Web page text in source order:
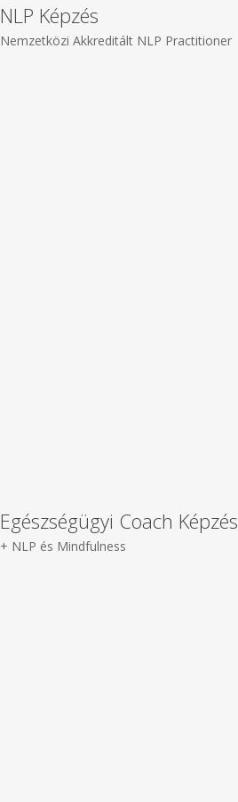
NLP Képzés
Nemzetközi Akkreditált NLP Practitioner
Egészségügyi Coach Képzés
+ NLP és Mindfulness